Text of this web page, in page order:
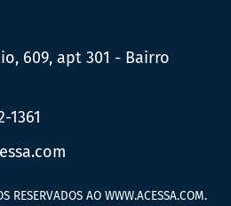
609, apt 301 - Bairro
1361
RESERVADOS AO WWW.ACESSA.COM.